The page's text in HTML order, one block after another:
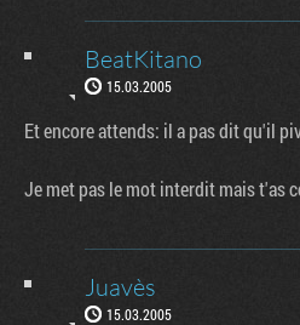
BeatKitano
15.03.2005
Et encore attends: il a pas dit qu'il
Je met pas le mot interdit mais t'as
Juavès
15.03.2005